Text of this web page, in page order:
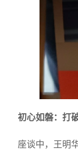
初心如磐：打
座谈中，王明